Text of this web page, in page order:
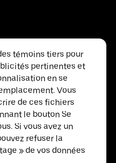
témoins tiers pour
pertinentes et
en se
Vous
de ces fichiers
le bouton Se
Si vous avez un
refuser la
» de vos données